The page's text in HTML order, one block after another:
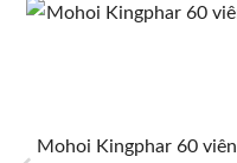
Mohoi Kingphar 60 viên